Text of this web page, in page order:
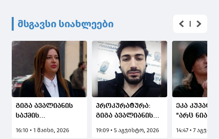
მსგავსი სიახლეები
გიგა ავალიანის
საქმის
სასამართლომ
16:10 • 1 მაისი, 2026
პროკურატურა:
გიგა ავალიანის
საქმის ერთ-ერთი
19:09 • 5 აგვისტო, 2026
ეკა
"არც ნია
ანასტასია
14:47 • 7